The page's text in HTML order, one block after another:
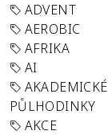
ADVENT
AEROBIC
AFRIKA
AI
AKADEMICKÉ
PŮLHODINKY
AKCE